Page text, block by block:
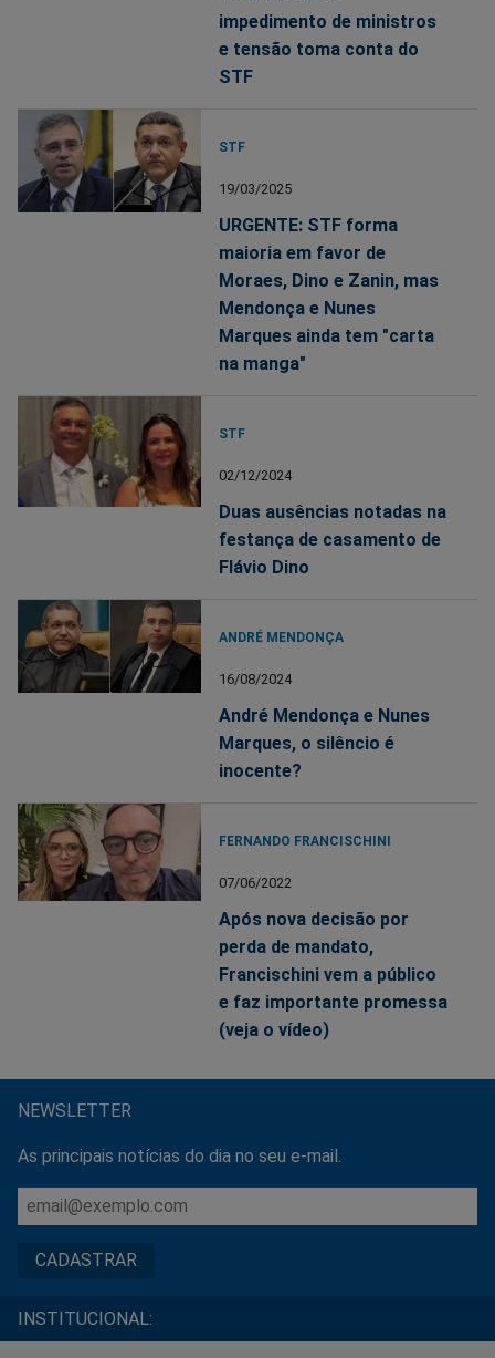
impedimento de ministros
e tensão toma conta do
STF
STF
19/03/2025
URGENTE: STF forma
maioria em favor de
Moraes, Dino e Zanin, mas
Mendonça e Nunes
Marques ainda tem "carta
na manga"
STF
02/12/2024
Duas ausências notadas na
festança de casamento de
Flávio Dino
ANDRÉ MENDONÇA
16/08/2024
André Mendonça e Nunes
Marques, o silêncio é
inocente?
FERNANDO FRANCISCHINI
07/06/2022
Após nova decisão por
perda de mandato,
Francischini vem a público
e faz importante promessa
(veja o vídeo)
NEWSLETTER
As principais notícias do dia no seu e-mail.
INSTITUCIONAL: